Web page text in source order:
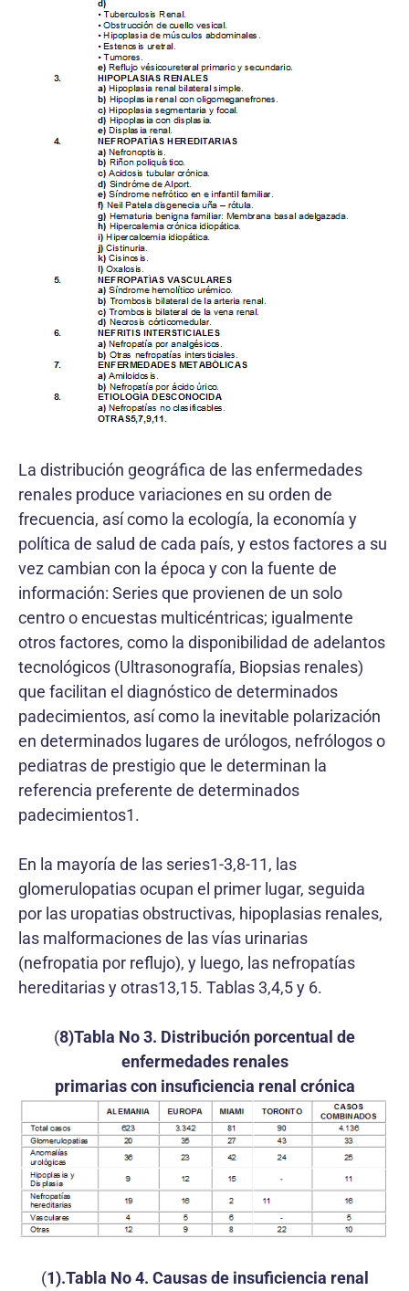
La distribución geográfica de las enfermedades
renales produce variaciones en su orden de
frecuencia, así como la ecología, la economía y
política de salud de cada país, y estos factores a su
vez cambian con la época y con la fuente de
información: Series que provienen de un solo
centro o encuestas multicéntricas; igualmente
otros factores, como la disponibilidad de adelantos
tecnológicos (Ultrasonografía, Biopsias renales)
que facilitan el diagnóstico de determinados
padecimientos, así como la inevitable polarización
en determinados lugares de urólogos, nefrólogos o
pediatras de prestigio que le determinan la
referencia preferente de determinados
padecimientos1.
En la mayoría de las series1-3,8-11, las
glomerulopatias ocupan el primer lugar, seguida
por las uropatias obstructivas, hipoplasias renales,
las malformaciones de las vías urinarias
(nefropatia por reflujo), y luego, las nefropatías
hereditarias y otras13,15. Tablas 3,4,5 y 6.
(8)Tabla No 3. Distribución porcentual de
enfermedades renales
primarias con insuficiencia renal crónica
(1).Tabla No 4. Causas de insuficiencia renal